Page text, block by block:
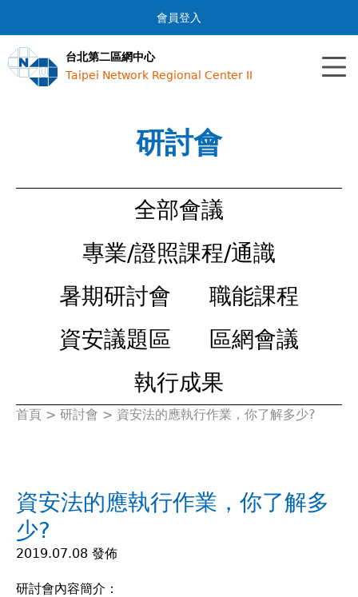
Jump to navigation
會員登入
台北第二區網中心
Taipei Network Regional Center II
研討會
全部會議
專業/證照課程/通識
暑期研討會
職能課程
資安議題區
區網會議
執行成果
您
這
裡
首頁 > 研討會 > 資安法的應執行作業，你了解多少?
資安法的應執行作業，你了解多
少?
2019.07.08 發佈
研討會內容簡介：